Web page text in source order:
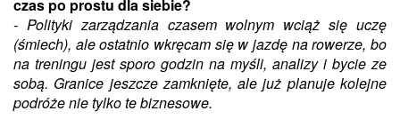
czas po prostu dla siebie?
- Polityki zarządzania czasem wolnym wciąż się uczę
(śmiech), ale ostatnio wkręcam się w jazdę na rowerze, bo
na treningu jest sporo godzin na myśli, analizy i bycie ze
sobą. Granice jeszcze zamknięte, ale już planuje kolejne
podróże nie tylko te biznesowe.